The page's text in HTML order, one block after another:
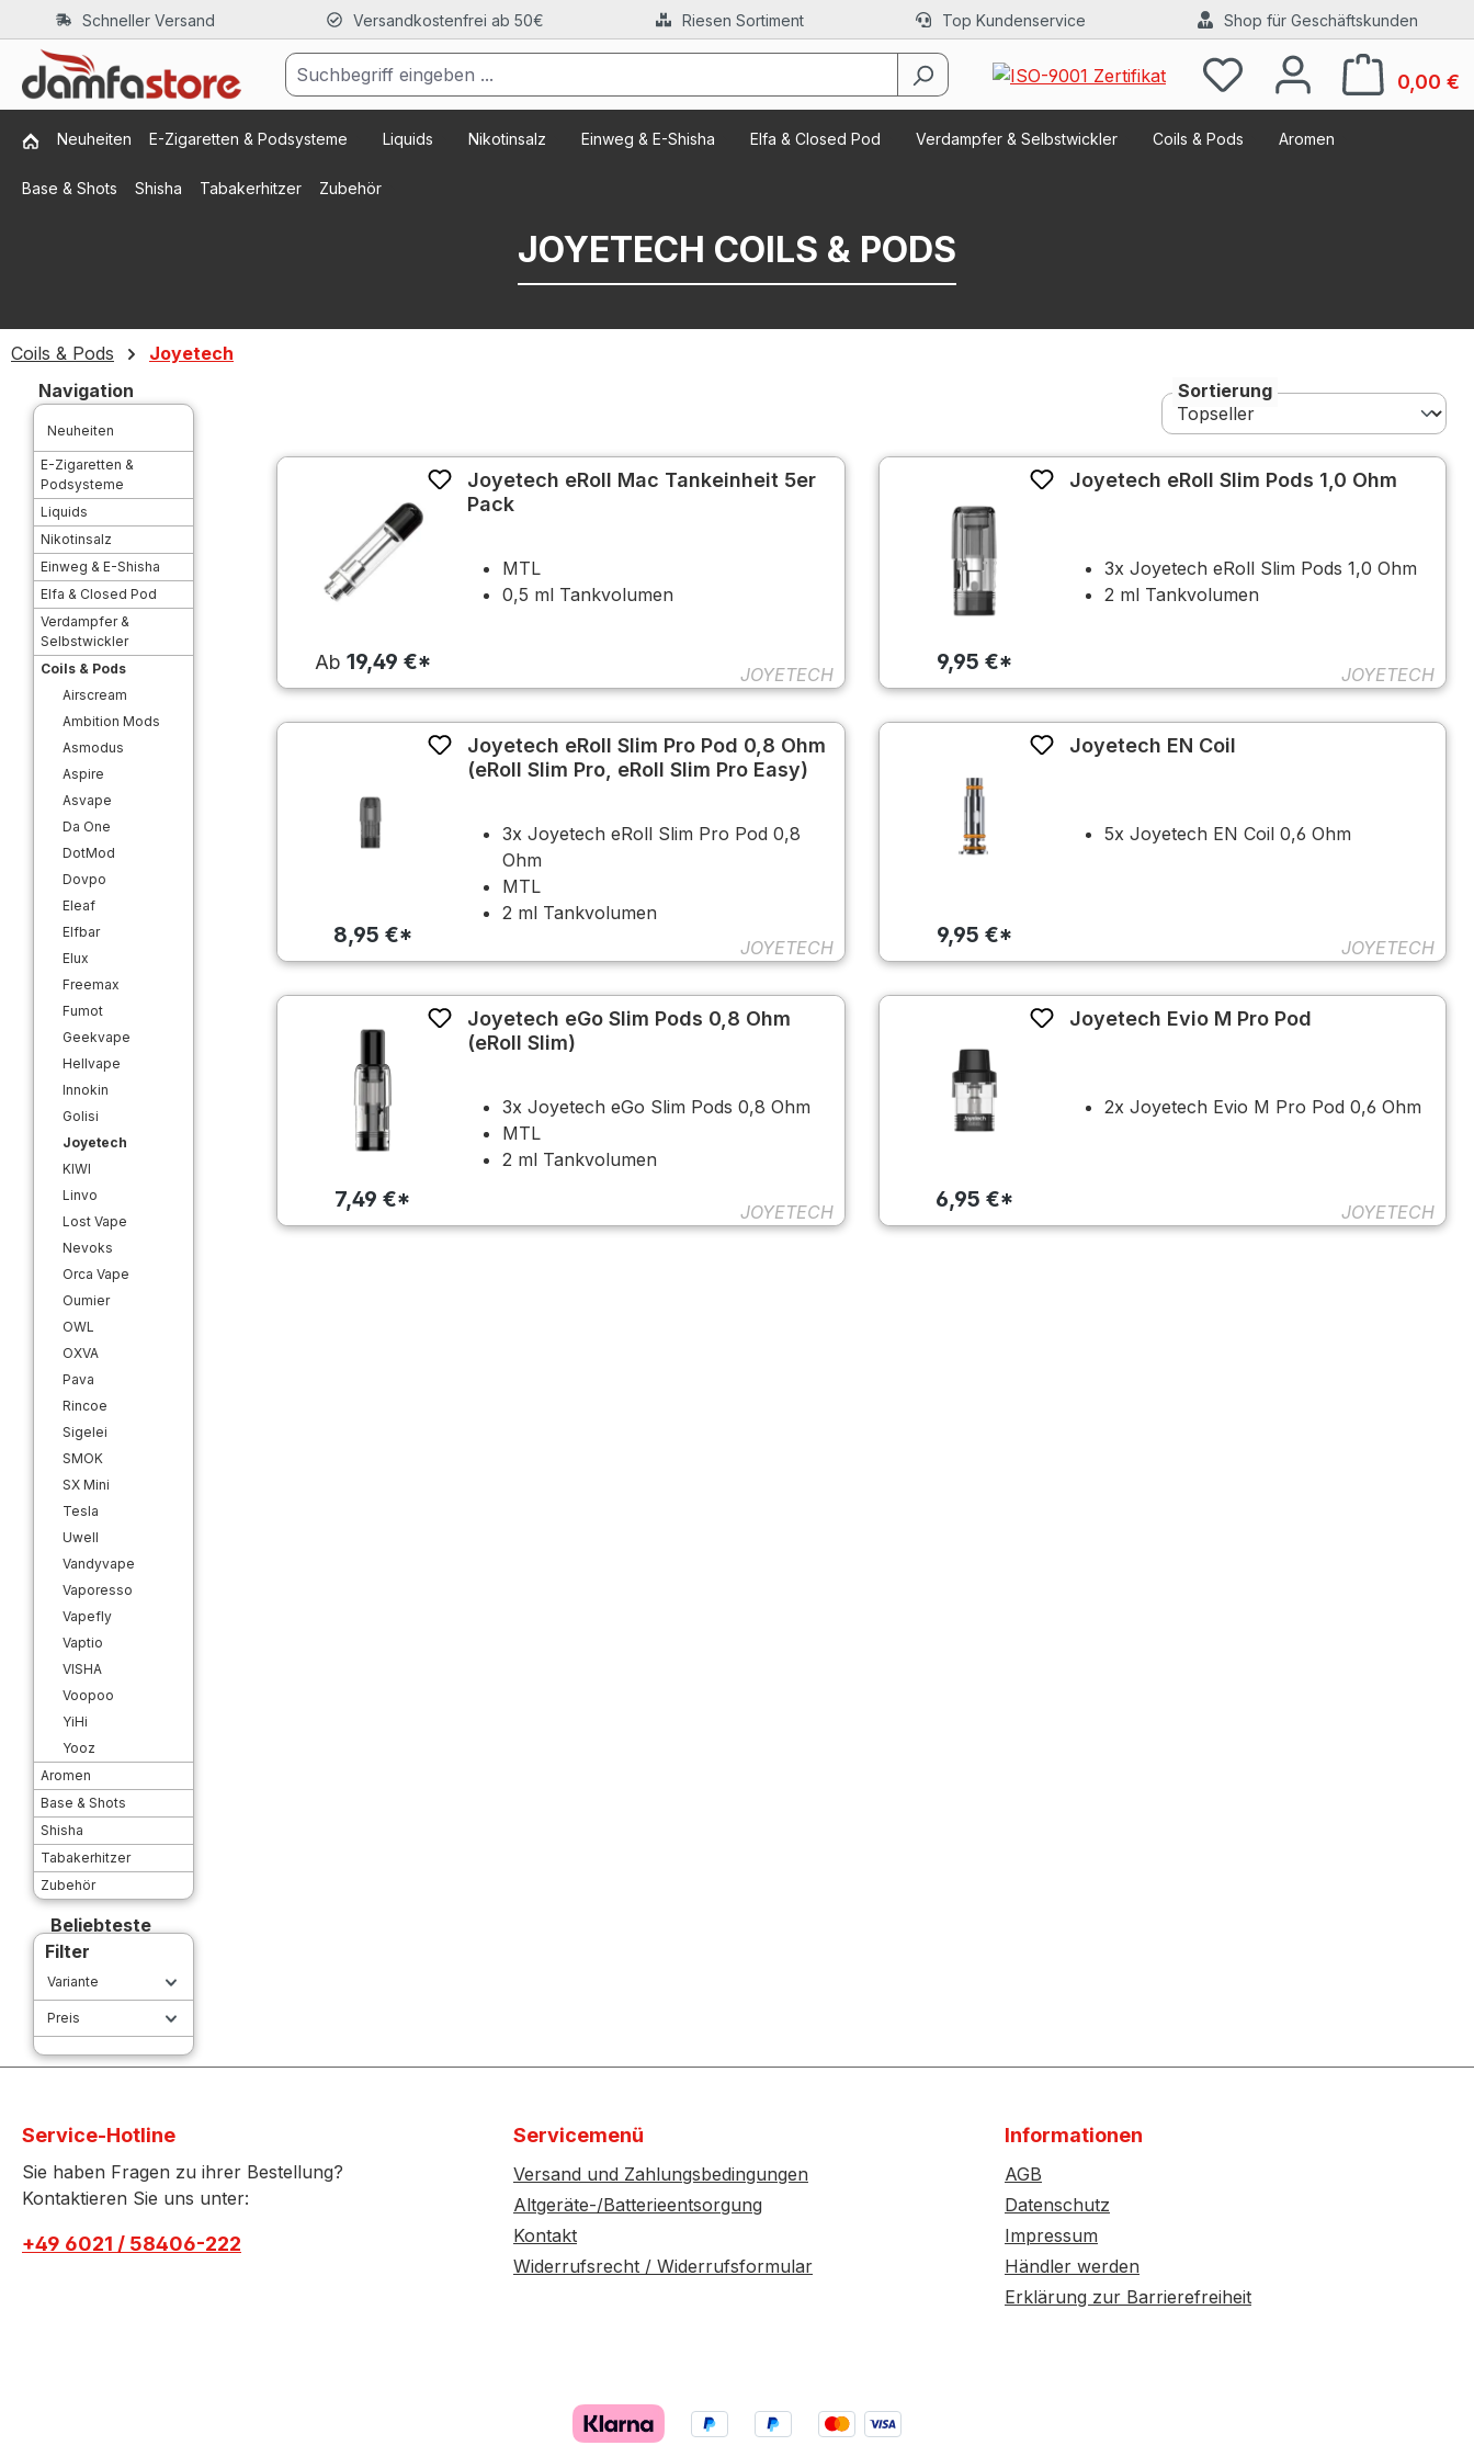
Hauptinhalt springen
Zur Suche springen
Zur Hauptnavigation springen
Schneller Versand Versandkostenfrei ab 50€ Riesen Sortiment Top Kundenservice Shop für Geschäftskunden
0,00 €
Neuheiten E-Zigaretten & Podsysteme Liquids Nikotinsalz Einweg & E-Shisha Elfa & Closed Pod Verdampfer & Selbstwickler Coils & Pods Aromen
Base & Shots Shisha Tabakerhitzer Zubehör
JOYETECH COILS & PODS
Coils & Pods
Joyetech
Navigation
Neuheiten
E-Zigaretten &
Podsysteme
Liquids
Nikotinsalz
Einweg & E-Shisha
Elfa & Closed Pod
Verdampfer &
Selbstwickler
Coils & Pods
Airscream
Ambition Mods
Asmodus
Aspire
Asvape
Da One
DotMod
Dovpo
Eleaf
Elfbar
Elux
Freemax
Fumot
Geekvape
Hellvape
Innokin
Golisi
Joyetech
KIWI
Linvo
Lost Vape
Nevoks
Orca Vape
Oumier
OWL
OXVA
Pava
Rincoe
Sigelei
SMOK
SX Mini
Tesla
Uwell
Vandyvape
Vaporesso
Vapefly
Vaptio
VISHA
Voopoo
YiHi
Yooz
Aromen
Base & Shots
Shisha
Tabakerhitzer
Zubehör
Beliebteste
Filter
Variante
Preis
Sortierung
Ab 19,49 €*
Joyetech eRoll Mac Tankeinheit 5er
Pack
MTL
0,5 ml Tankvolumen
JOYETECH 9,95 €*
Joyetech eRoll Slim Pods 1,0 Ohm
3x Joyetech eRoll Slim Pods 1,0 Ohm
2 ml Tankvolumen
JOYETECH
8,95 €*
Joyetech eRoll Slim Pro Pod 0,8 Ohm
(eRoll Slim Pro, eRoll Slim Pro Easy)
3x Joyetech eRoll Slim Pro Pod 0,8
Ohm
MTL
2 ml Tankvolumen
JOYETECH
9,95 €*
Joyetech EN Coil
5x Joyetech EN Coil 0,6 Ohm
JOYETECH
7,49 €*
Joyetech eGo Slim Pods 0,8 Ohm
(eRoll Slim)
3x Joyetech eGo Slim Pods 0,8 Ohm
MTL
2 ml Tankvolumen
JOYETECH 6,95 €*
Joyetech Evio M Pro Pod
2x Joyetech Evio M Pro Pod 0,6 Ohm
JOYETECH
Service-Hotline
Sie haben Fragen zu ihrer Bestellung?
Kontaktieren Sie uns unter:
+49 6021 / 58406-222
Servicemenü
Versand und Zahlungsbedingungen
Altgeräte-/Batterieentsorgung
Kontakt
Widerrufsrecht / Widerrufsformular
Informationen
AGB
Datenschutz
Impressum
Händler werden
Erklärung zur Barrierefreiheit